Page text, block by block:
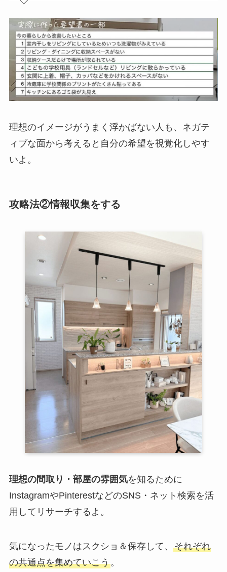
理想のイメージがうまく浮かばない人も、ネガテ
ィブな面から考えると自分の希望を視覚化しやす
いよ。
攻略法②情報収集をする
理想の間取り・部屋の雰囲気を知るために
InstagramやPinterestなどのSNS・ネット検索を活
用してリサーチするよ。
気になったモノはスクショ＆保存して、 それぞれ
の共通点を集めていこう。